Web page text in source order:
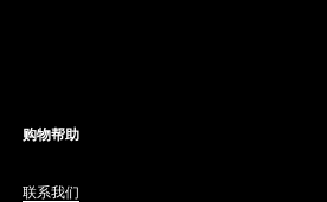
购物帮助
联系我们